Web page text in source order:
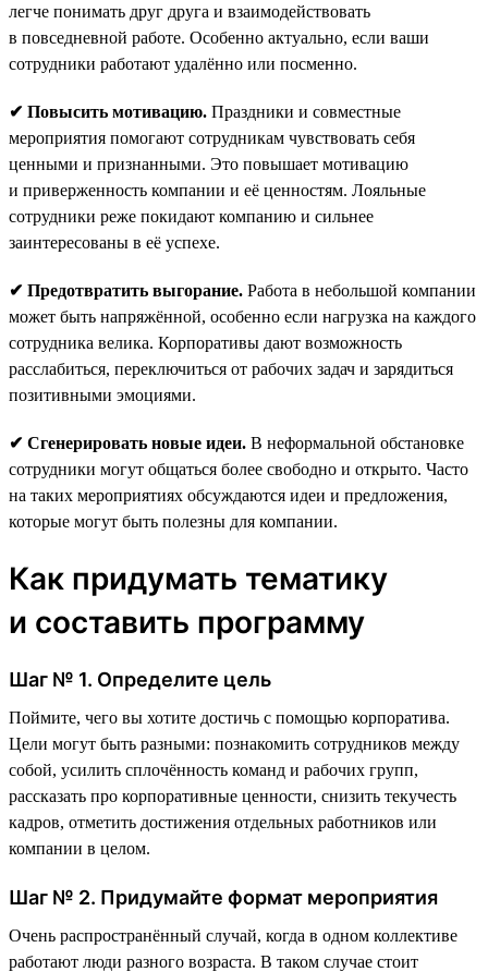
легче понимать друг друга и взаимодействовать
в повседневной работе. Особенно актуально, если ваши
сотрудники работают удалённо или посменно.
✔ Повысить мотивацию. Праздники и совместные
мероприятия помогают сотрудникам чувствовать себя
ценными и признанными. Это повышает мотивацию
и приверженность компании и её ценностям. Лояльные
сотрудники реже покидают компанию и сильнее
заинтересованы в её успехе.
✔ Предотвратить выгорание. Работа в небольшой компании
может быть напряжённой, особенно если нагрузка на каждого
сотрудника велика. Корпоративы дают возможность
расслабиться, переключиться от рабочих задач и зарядиться
позитивными эмоциями.
✔ Сгенерировать новые идеи. В неформальной обстановке
сотрудники могут общаться более свободно и открыто. Часто
на таких мероприятиях обсуждаются идеи и предложения,
которые могут быть полезны для компании.
Как придумать тематику
и составить программу
Шаг № 1. Определите цель
Поймите, чего вы хотите достичь с помощью корпоратива.
Цели могут быть разными: познакомить сотрудников между
собой, усилить сплочённость команд и рабочих групп,
рассказать про корпоративные ценности, снизить текучесть
кадров, отметить достижения отдельных работников или
компании в целом.
Шаг № 2. Придумайте формат мероприятия
Очень распространённый случай, когда в одном коллективе
работают люди разного возраста. В таком случае стоит